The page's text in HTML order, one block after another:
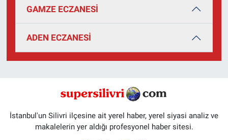
GAMZE ECZANESİ
ADEN ECZANESİ
İstanbul'un Silivri ilçesine ait yerel haber, yerel siyasi analiz ve
makalelerin yer aldığı profesyonel haber sitesi.